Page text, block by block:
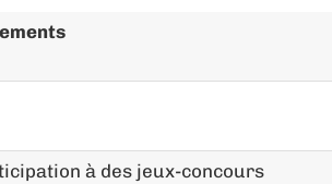
à des jeux-concours